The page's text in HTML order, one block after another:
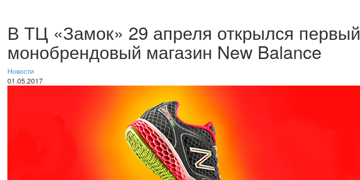
В ТЦ «Замок» 29 апреля открылся первый
монобрендовый магазин New Balance
Новости
01.05.2017